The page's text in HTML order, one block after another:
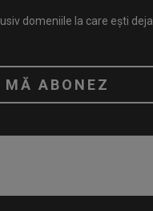
domeniile la care ești deja